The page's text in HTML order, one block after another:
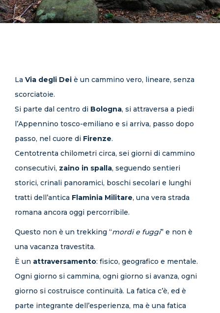
CONTATTI
La Via degli Dei è un cammino vero, lineare, senza
scorciatoie.
Si parte dal centro di Bologna, si attraversa a piedi
l’Appennino tosco-emiliano e si arriva, passo dopo
passo, nel cuore di Firenze.
Centotrenta chilometri circa, sei giorni di cammino
consecutivi, zaino in spalla, seguendo sentieri
storici, crinali panoramici, boschi secolari e lunghi
tratti dell’antica Flaminia Militare, una vera strada
romana ancora oggi percorribile.
Questo non è un trekking “mordi e fuggi” e non è
una vacanza travestita.
È un attraversamento: fisico, geografico e mentale.
Ogni giorno si cammina, ogni giorno si avanza, ogni
giorno si costruisce continuità. La fatica c’è, ed è
parte integrante dell’esperienza, ma è una fatica